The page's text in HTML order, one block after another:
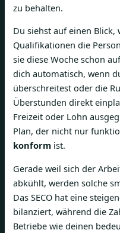
zu behalten.
Du siehst auf einen
Qualifikationen die
sie diese Woche schon
dich automatisch, wenn
überschreitest oder die
Überstunden direkt
Freizeit oder Lohn
Plan, der nicht nur
konform ist.
Gerade weil sich der
abkühlt, werden solche
Das SECO hat eine
bilanziert, während die
Betriebe wie deinen